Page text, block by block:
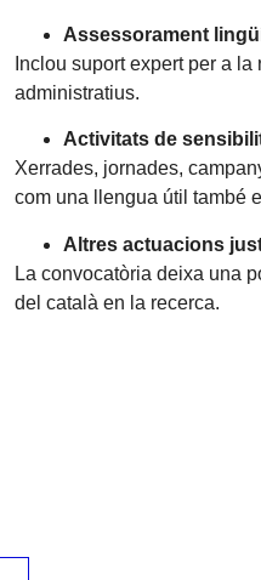
Assessorament
Inclou suport expert per a
administratius.
Activitats de
Xerrades, jornades,
com una llengua útil també
Altres actuacions
La convocatòria deixa una
del català en la recerca.